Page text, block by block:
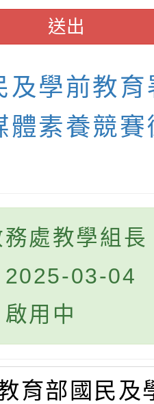
送出
及學前教
體素養競賽
處教學組長
2025-03-04
用中
育部國民及